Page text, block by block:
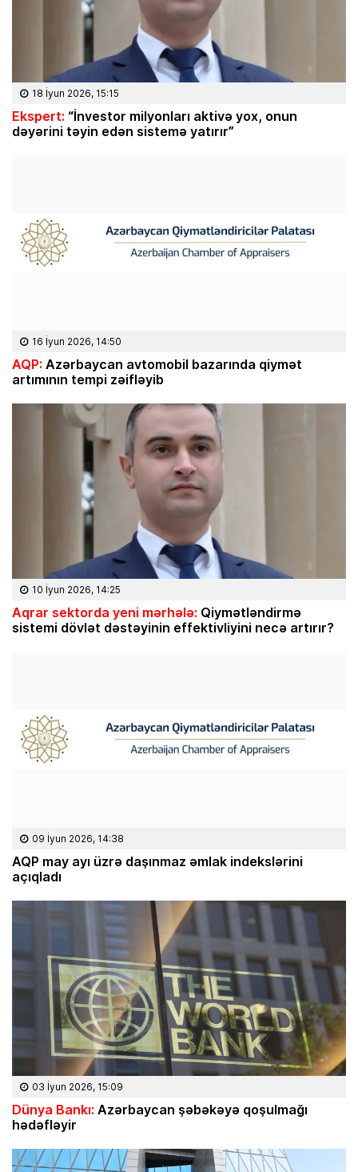
18 İyun 2026, 15:15
Ekspert: “İnvestor milyonları aktivə yox, onun
dəyərini təyin edən sistemə yatırır”
16 İyun 2026, 14:50
AQP: Azərbaycan avtomobil bazarında qiymət
artımının tempi zəifləyib
10 İyun 2026, 14:25
Aqrar sektorda yeni mərhələ: Qiymətləndirmə
sistemi dövlət dəstəyinin effektivliyini necə artırır?
09 İyun 2026, 14:38
AQP may ayı üzrə daşınmaz əmlak indekslərini
açıqladı
03 İyun 2026, 15:09
Dünya Bankı: Azərbaycan şəbəkəyə qoşulmağı
hədəfləyir